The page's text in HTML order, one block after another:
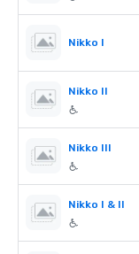
Nikko I
Nikko II
Nikko III
Nikko I & II